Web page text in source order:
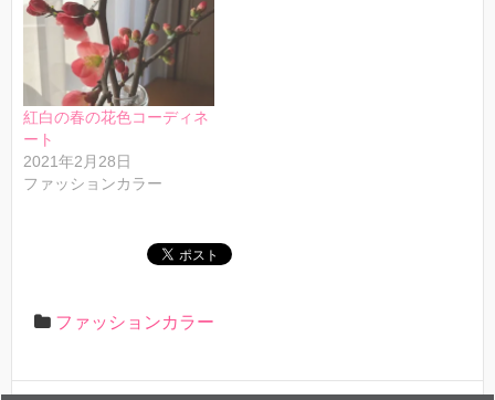
紅白の春の花色コーディネ
ート
2021年2月28日
ファッションカラー
ファッションカラー